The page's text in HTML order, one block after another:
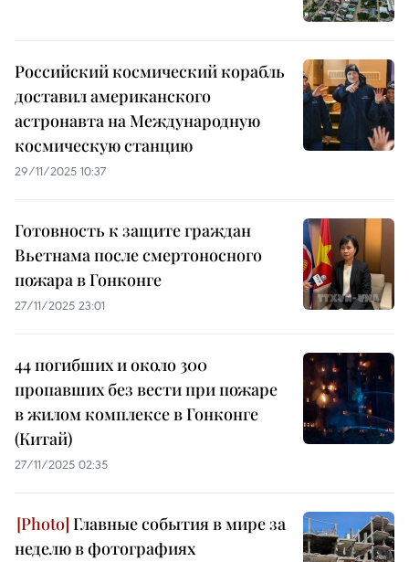
Российский космический корабль
доставил американского
астронавта на Международную
космическую станцию
29/11/2025 10:37
Готовность к защите граждан
Вьетнама после смертоносного
пожара в Гонконге
27/11/2025 23:01
44 погибших и около 300
пропавших без вести при пожаре
в жилом комплексе в Гонконге
(Китай)
27/11/2025 02:35
Главные события в мире за
неделю в фотографиях